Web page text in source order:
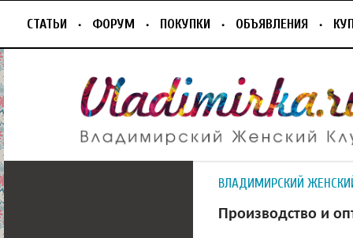
СТАТЬИ ФОРУМ ПОКУПКИ ОБЪЯВЛЕНИЯ
ВЛАДИМИРСКИЙ
Производство и